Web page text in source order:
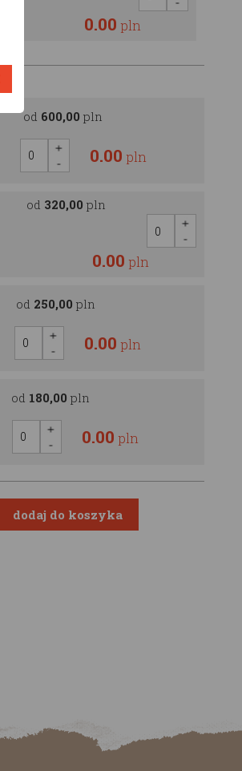
0.00 pln
od 600,00 pln
0.00 pln
od 320,00 pln
0.00 pln
od 250,00 pln
0.00 pln
od 180,00 pln
0.00 pln